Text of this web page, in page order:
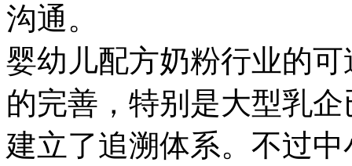
沟通。
婴幼儿配方奶粉行业的
的完善，特别是大型乳
建立了追溯体系。不过